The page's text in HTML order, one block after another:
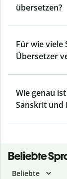
übersetzen?
Für wie viele
Übersetzer
Wie genau
Sanskrit und
Beliebte
Beliebte